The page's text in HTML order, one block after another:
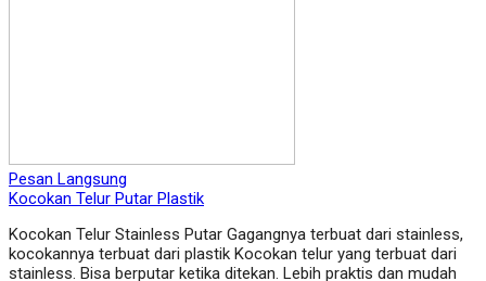
Pesan Langsung
Kocokan Telur Putar Plastik
Kocokan Telur Stainless Putar Gagangnya terbuat dari stainless,
kocokannya terbuat dari plastik Kocokan telur yang terbuat dari
stainless. Bisa berputar ketika ditekan. Lebih praktis dan mudah